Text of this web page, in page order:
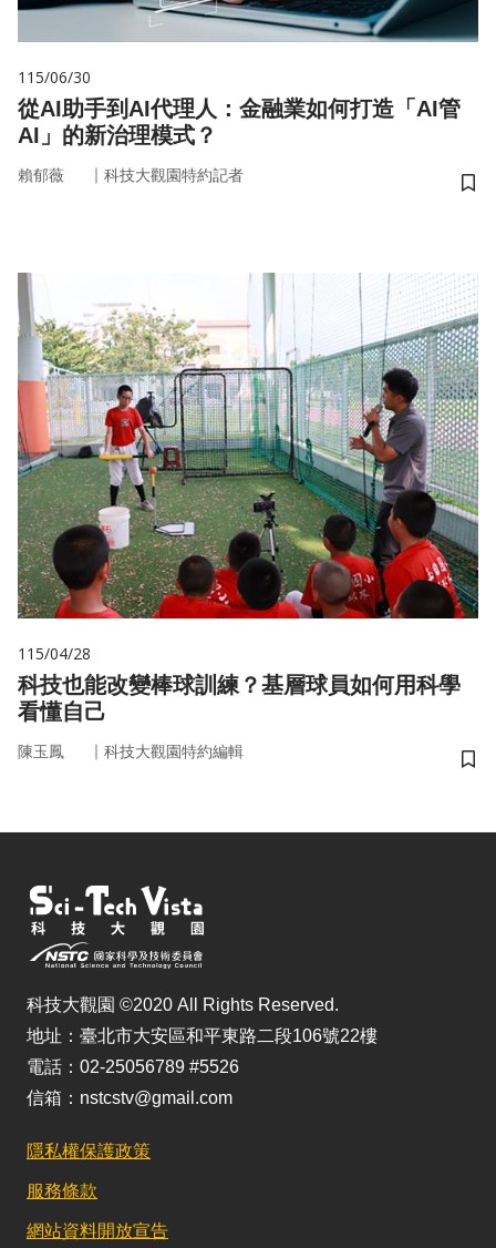
115/06/30
從AI助手到AI代理人：金融業如何打造「AI管
AI」的新治理模式？
賴郁薇 ｜ 科技大觀園特約記者
儲
115/04/28
科技也能改變棒球訓練？基層球員如何用科學
看懂自己
陳玉鳳 ｜ 科技大觀園特約編輯
儲
科技大觀園 ©2020 All Rights Reserved.
地址：臺北市大安區和平東路二段106號22樓
電話：02-25056789 #5526
信箱：nstcstv@gmail.com
隱私權保護政策
服務條款
網站資料開放宣告